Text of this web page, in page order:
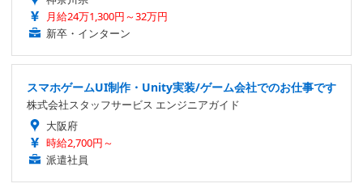
月給24万1,300円～32万円
新卒・インターン
スマホゲームUI制作・Unity実装/ゲーム会社でのお仕事です
株式会社スタッフサービス エンジニアガイド
大阪府
時給2,700円～
派遣社員